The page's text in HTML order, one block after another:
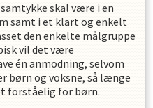
skal være i en
samt i et klart og enkelt
den enkelte målgruppe
vil det være
én anmodning, selvom
børn og voksne, så længe
forståelig for børn.